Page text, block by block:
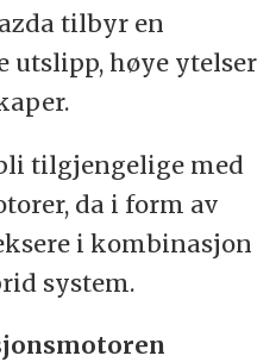
tilbyr en
utslipp, høye ytelser
tilgjengelige med
da i form av
i kombinasjon
system.